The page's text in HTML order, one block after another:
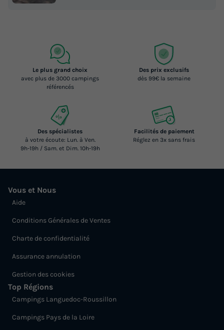
Le plus grand choix
avec plus de 3000 campings
référencés
Des prix exclusifs
dès 99€ la semaine
Des spécialistes
à votre écoute: Lun. à Ven.
9h-19h / Sam. et Dim. 10h-19h
Facilités de paiement
Réglez en 3x sans frais
Vous et Nous
Aide
Conditions Générales de Ventes
Charte de confidentialité
Assurance annulation
Gestion des cookies
Top Régions
Campings Languedoc-Roussillon
Campings Pays de la Loire